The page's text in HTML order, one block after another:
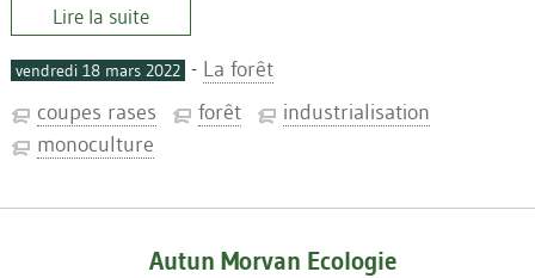
Lire la suite
vendredi 18 mars 2022 - La forêt
coupes rases
forêt
industrialisation
monoculture
Autun Morvan Ecologie